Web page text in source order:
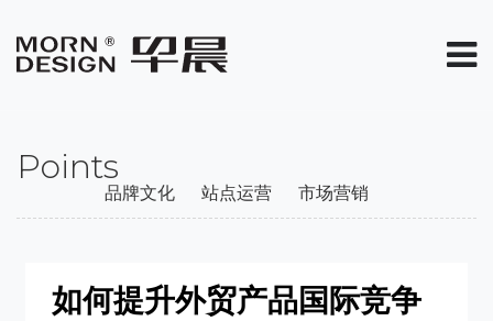
Points
品牌文化 站点运营 市场营销
如何提升外贸产品国际竞争